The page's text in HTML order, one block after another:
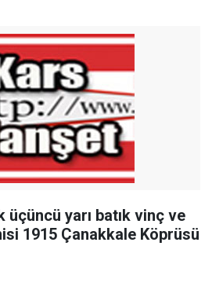
üçüncü yarı batık vinç ve
1915 Çanakkale Köprüsü